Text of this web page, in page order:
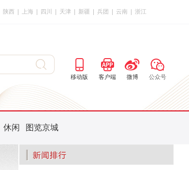
陕西 上海 四川 天津 新疆 兵团 云南 浙江
移动版 客户端 微博 公众号
休闲 图览京城